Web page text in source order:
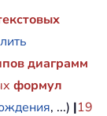
диаграмм
формул
, ...) |19